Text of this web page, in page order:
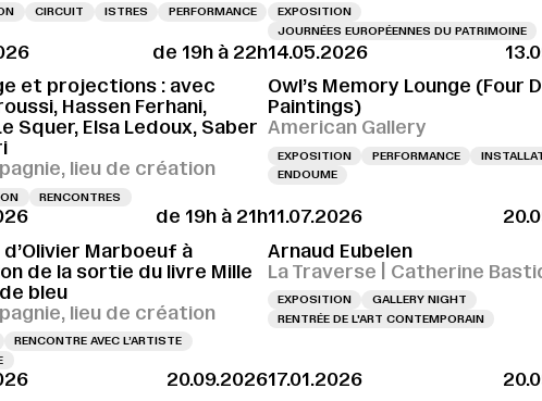
CIRCUIT ISTRES PERFORMANCE
EXPOSITION
JOURNÉES EUROPÉENNES DU PATRIMOINE
de 19h à 22h
et projections : avec
Hassen Ferhani,
Squer, Elsa Ledoux, Saber
lieu de création
RENCONTRES
14.05.2026
Owl’s Memory Lounge (Four
Paintings)
American Gallery
EXPOSITION PERFORMANCE
ENDOUME
de 19h à 21h
Marboeuf à
de la sortie du livre Mille
bleu
lieu de création
RENCONTRE AVEC L’ARTISTE
11.07.2026
Arnaud Eubelen
La Traverse | Catherine
EXPOSITION
GALLERY NIGHT
RENTRÉE DE L'ART CONTEMPORAIN
20.09.202617.01.2026